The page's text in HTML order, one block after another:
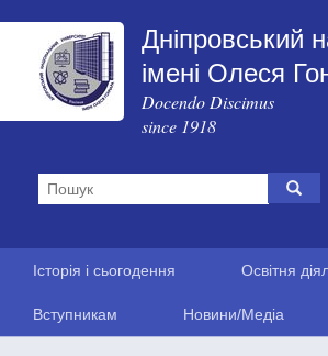
Дніпровський
імені Олеся
Docendo Discimus
since 1918
Історія і сьогодення Освітня
Вступникам Новини/Медіа